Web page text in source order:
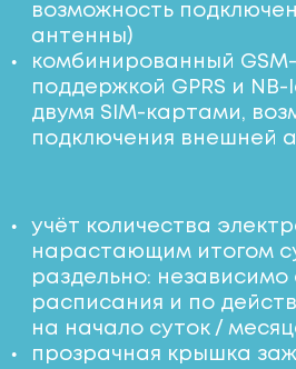
возможность
антенны)
комбинированный
поддержкой GPRS и
двумя SIM-картами,
подключения внешней
учёт количества
нарастающим итогом
раздельно: независимо
расписания и по
на начало суток /
прозрачная крышка